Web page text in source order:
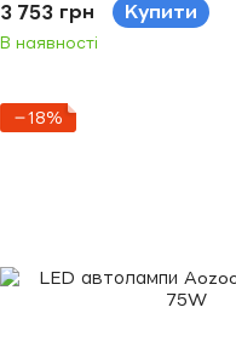
3 753 грн Купити
В наявності
−18%